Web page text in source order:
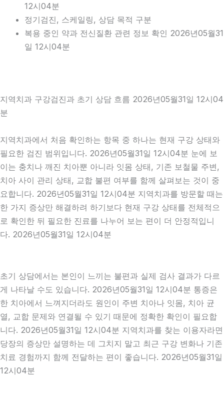
12시04분
정기검진, 스케일링, 상담 목적 구분
복용 중인 약과 전신질환 관련 정보 확인 2026년05월31
일 12시04분
지역치과 구강검진과 초기 상담 흐름 2026년05월31일 12시04
분
지역치과에서 처음 확인하는 항목 중 하나는 현재 구강 상태와
필요한 검진 범위입니다. 2026년05월31일 12시04분 눈에 보
이는 충치나 깨진 치아뿐 아니라 잇몸 상태, 기존 보철물 주변,
치아 사이 관리 상태, 교합 불편 여부를 함께 살펴보는 것이 중
요합니다. 2026년05월31일 12시04분 지역치과를 방문할 때는
한 가지 증상만 해결하려 하기보다 현재 구강 상태를 전체적으
로 확인한 뒤 필요한 진료를 나누어 보는 편이 더 안정적입니
다. 2026년05월31일 12시04분
초기 상담에서는 본인이 느끼는 불편과 실제 검사 결과가 다르
게 나타날 수도 있습니다. 2026년05월31일 12시04분 통증은
한 치아에서 느껴지더라도 원인이 주변 치아나 잇몸, 치아 균
열, 교합 문제와 연결될 수 있기 때문에 정확한 확인이 필요합
니다. 2026년05월31일 12시04분 지역치과를 찾는 이용자라면
당장의 증상만 설명하는 데 그치지 말고 최근 구강 변화나 기존
치료 경험까지 함께 전달하는 편이 좋습니다. 2026년05월31일
12시04분